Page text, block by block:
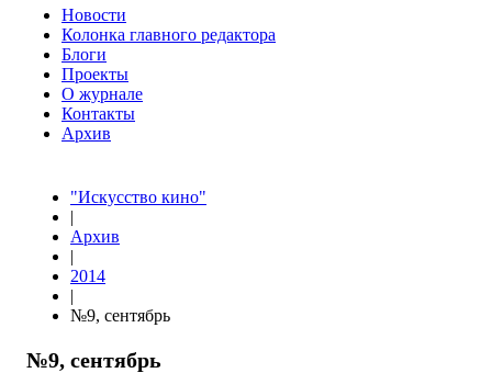
Новости
Колонка главного редактора
Блоги
Проекты
О журнале
Контакты
Архив
"Искусство кино"
|
Архив
|
2014
|
№9, сентябрь
№9, сентябрь